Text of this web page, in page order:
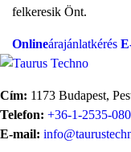
felkeresik Önt.
Onlineárajánlatkérés
Cím: 1173 Budapest,
Telefon: +36-1-2535-080
E-mail: